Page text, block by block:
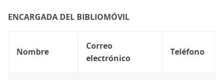
ENCARGADA DEL BIBLIOMÓVIL
Nombre
Correo
electrónico
Teléfono